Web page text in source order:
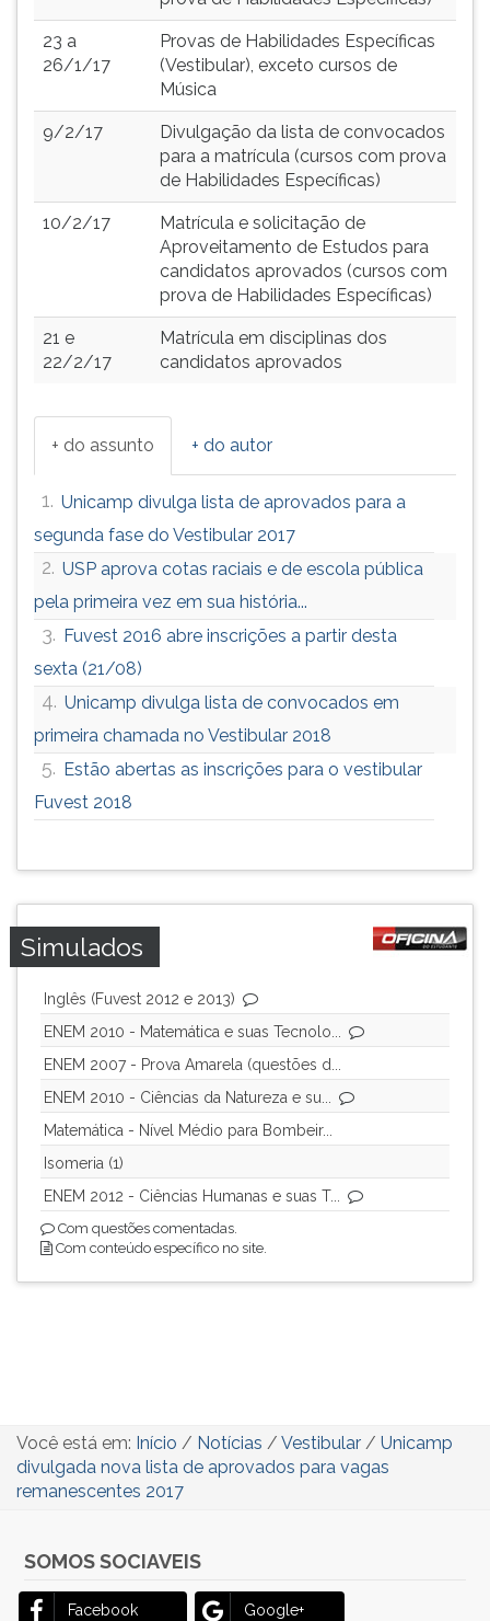
23 a
26/1/17
Provas de Habilidades Específicas
(Vestibular), exceto cursos de
Música
9/2/17
Divulgação da lista de convocados
para a matrícula (cursos com prova
de Habilidades Específicas)
10/2/17
Matrícula e solicitação de
Aproveitamento de Estudos para
candidatos aprovados (cursos com
prova de Habilidades Específicas)
21 e
22/2/17
Matrícula em disciplinas dos
candidatos aprovados
+ do assunto + do autor
1. Unicamp divulga lista de aprovados para a
segunda fase do Vestibular 2017
2. USP aprova cotas raciais e de escola pública
pela primeira vez em sua história...
3. Fuvest 2016 abre inscrições a partir desta
sexta (21/08)
4. Unicamp divulga lista de convocados em
primeira chamada no Vestibular 2018
5. Estão abertas as inscrições para o vestibular
Fuvest 2018
Simulados
Inglês (Fuvest 2012 e 2013)
ENEM 2010 - Matemática e suas Tecnolo...
ENEM 2007 - Prova Amarela (questões d...
ENEM 2010 - Ciências da Natureza e su...
Matemática - Nível Médio para Bombeir...
Isomeria (1)
ENEM 2012 - Ciências Humanas e suas T...
Com questões comentadas.
Com conteúdo específico no site.
Você está em: Início / Notícias / Vestibular / Unicamp
divulgada nova lista de aprovados para vagas
remanescentes 2017
SOMOS SOCIAVEIS
Facebook Google+